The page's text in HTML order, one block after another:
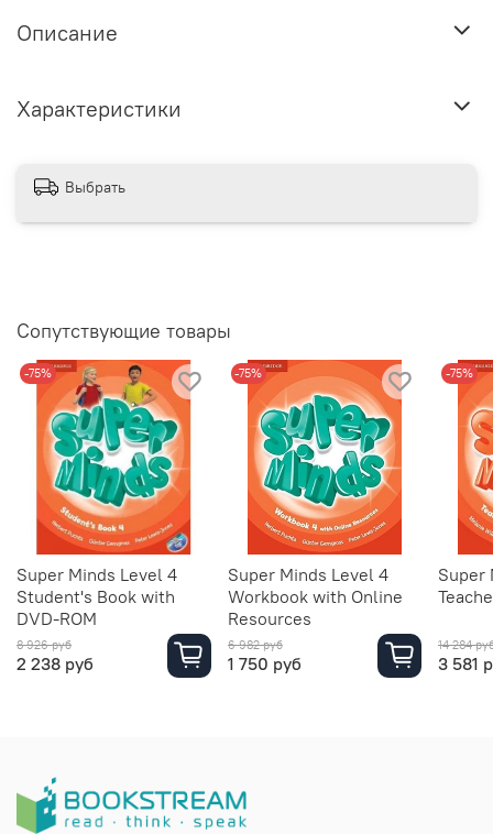
Описание
Характеристики
Выбрать
Сопутствующие товары
-75%
Super Minds Level 4
Student's Book with
DVD-ROM
8 926 руб
2 238 руб
-75%
Super Minds Level 4
Workbook with Online
Resources
6 982 руб
1 750 руб
-75%
Super
14 284
3 581